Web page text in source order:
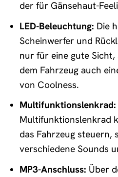
der für Gänsehaut-
LED-Beleuchtung: Die
Scheinwerfer und
nur für eine gute
dem Fahrzeug auch
von Coolness.
Multifunktionslenkrad:
Multifunktionslenkrad
das Fahrzeug steuern,
verschiedene Sounds
MP3-Anschluss: Über